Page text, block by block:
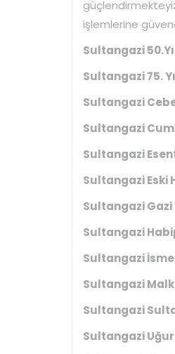
işlemlerine
Sultangazi
Sultangazi 75.
Sultangazi
Sultangazi
Sultangazi
Sultangazi Eski
Sultangazi Gazi
Sultangazi
Sultangazi
Sultangazi
Sultangazi
Sultangazi